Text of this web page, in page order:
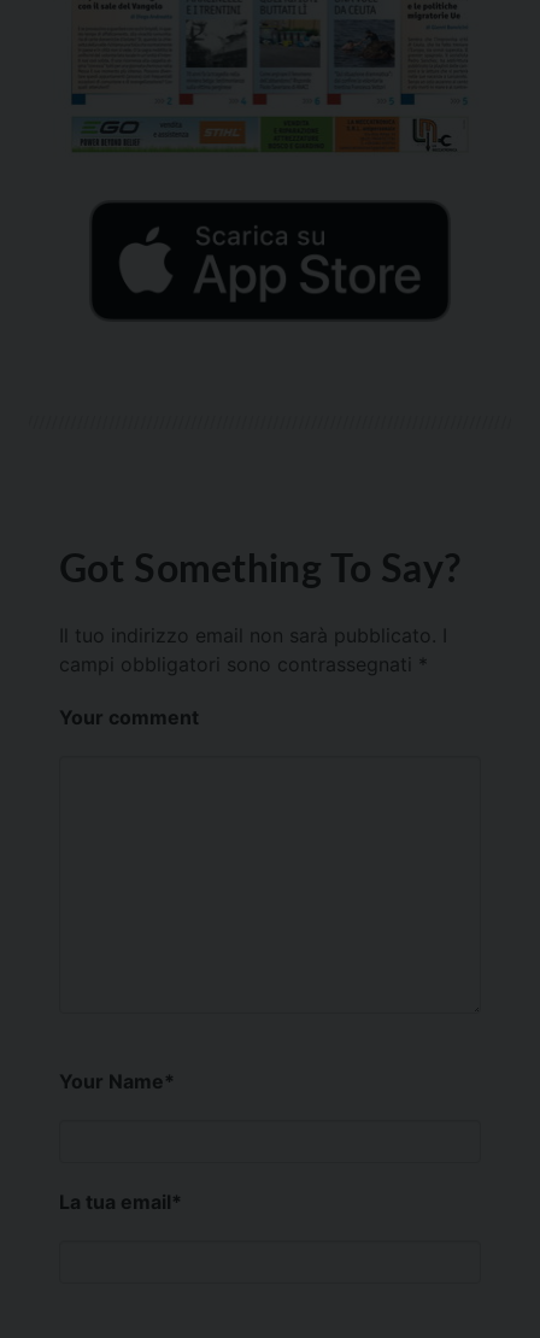
Got Something To Say?
Il tuo indirizzo email non sarà pubblicato.
campi obbligatori sono contrassegnati *
Your comment
Your Name*
La tua email*